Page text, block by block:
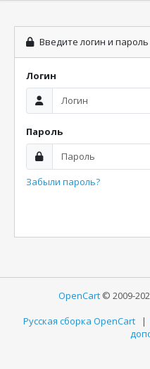
Введите логин и пароль
Логин
Пароль
Забыли пароль?
OpenCart © 2009-
Русская сборка OpenCart |